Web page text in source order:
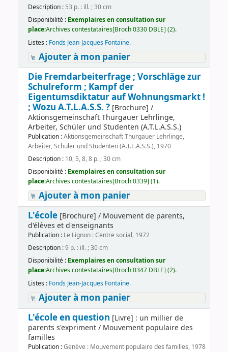
Description : 53 p. : ill. ; 30 cm
Disponibilité : Exemplaires en consultation sur
place:Archives contestataires[Broch 0330 DBLE] (2).
Listes : Fonds Jean-Jacques Fontaine.
Ajouter à mon panier
Die Fremdarbeiterfrage ; Vorschläge zur
Schulreform ; Kampf der
Eigentumsdiktatur auf Wohnungsmarkt !
; Wozu A.T.L.A.S.S. ?[Brochure] /
Aktionsgemeinschaft Thurgauer Lehrlinge,
Arbeiter, Schüler und Studenten (A.T.L.A.S.S.)
Publication :Aktionsgemeinschaft Thurgauer Lehrlinge,
Arbeiter, Schüler und Studenten (A.T.L.A.S.S.), 1970
Description : 10, 5, 8, 8 p. ; 30 cm
Disponibilité : Exemplaires en consultation sur
place:Archives contestataires[Broch 0339] (1).
Ajouter à mon panier
L'école[Brochure] / Mouvement de parents,
d'élèves et d'enseignants
Publication : Le Lignon : Centre social, 1972
Description :9 p. : ill. ; 30 cm
Disponibilité : Exemplaires en consultation sur
place:Archives contestataires[Broch 0347 DBLE] (2).
Listes : Fonds Jean-Jacques Fontaine.
Ajouter à mon panier
L'école en question [Livre] : un millier de
parents s'expriment / Mouvement populaire des
familles
Publication :Genève : Mouvement populaire des familles, 1978